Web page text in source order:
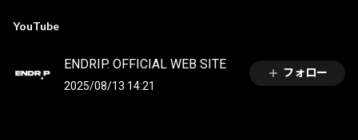
YouTube
ENDRIP. OFFICIAL WEB SITE
2025/08/13 14:21
フォロー